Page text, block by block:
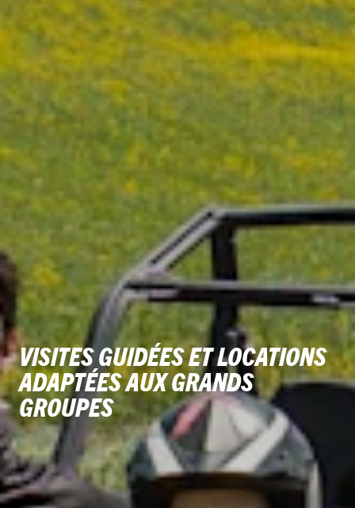
VISITES GUIDÉES ET LOCATIONS
ADAPTÉES AUX GRANDS
GROUPES